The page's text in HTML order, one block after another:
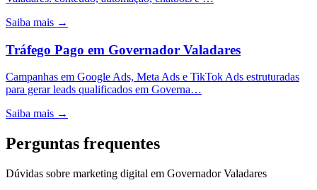
Saiba mais →
Tráfego Pago em Governador Valadares
Campanhas em Google Ads, Meta Ads e TikTok Ads estruturadas
para gerar leads qualificados em Governa…
Saiba mais →
Perguntas frequentes
Dúvidas sobre marketing digital em Governador Valadares